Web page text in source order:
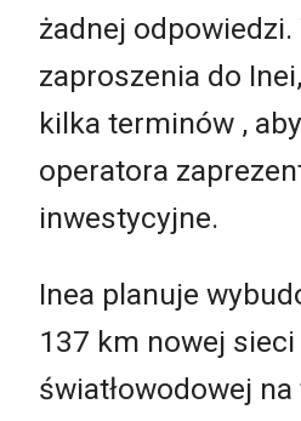
żadnej odpowiedzi.
zaproszenia do
kilka terminów ,
operatora
inwestycyjne.
Inea planuje
137 km nowej sieci
światłowodowej